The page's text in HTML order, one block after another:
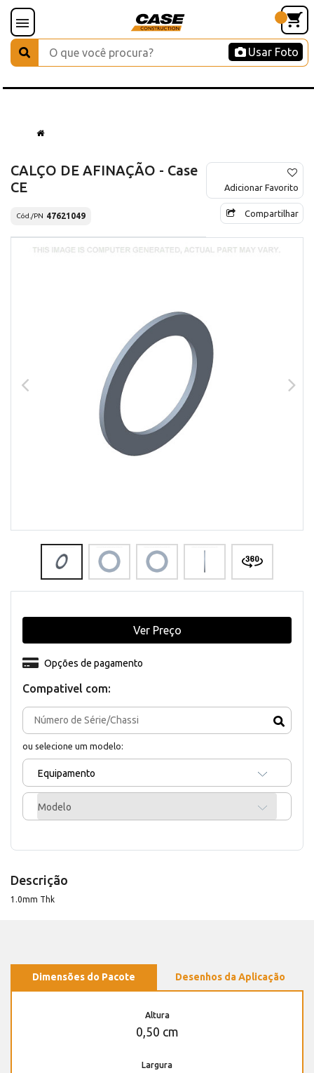
Usar Foto
CALÇO DE AFINAÇÃO - Case
CE
Cód./PN 47621049
Adicionar Favorito
Compartilhar
Compativel com:
ou selecione um modelo:
Equipamento
Modelo
Opções de pagamento
Ver Preço
Descrição
1.0mm Thk
Dimensões do Pacote Desenhos da Aplicação
Altura
0,50 cm
Largura